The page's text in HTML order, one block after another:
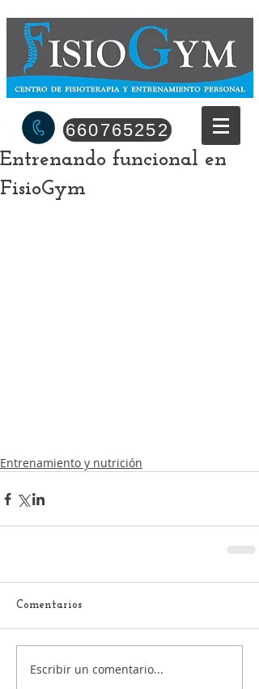
660765252
Entrenando funcional en
FisioGym
Entrenamiento y nutrición
Comentarios
Escribir un comentario...